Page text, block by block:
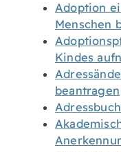
Adoption
Menschen
Kindes
beantragen